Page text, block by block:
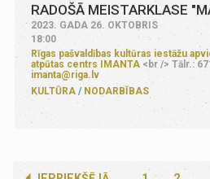
RADOŠĀ MEISTARKLASE
2023. GADA 26. OKTOBRIS
18:00
Rīgas pašvaldības kultūras iestāžu
atpūtas centrs IMANTA <br /> Tālr.:
imanta@riga.lv
KULTŪRA
NODARBĪBAS